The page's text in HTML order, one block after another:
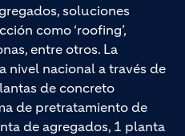
soluciones
como ‘roofing’,
entre otros. La
nivel nacional a través de
de concreto
de pretratamiento de
de agregados, 1 planta